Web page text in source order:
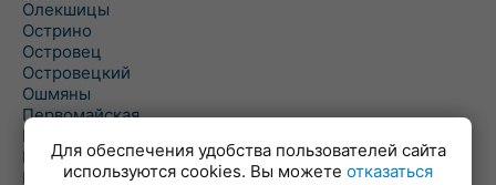
Олекшицы
Острино
Островец
Островецкий
Ошмяны
Первомайская
Первомайский
Пески
Петревичи
Для обеспечения удобства пользователей сайта
используются cookies. Вы можете отказаться